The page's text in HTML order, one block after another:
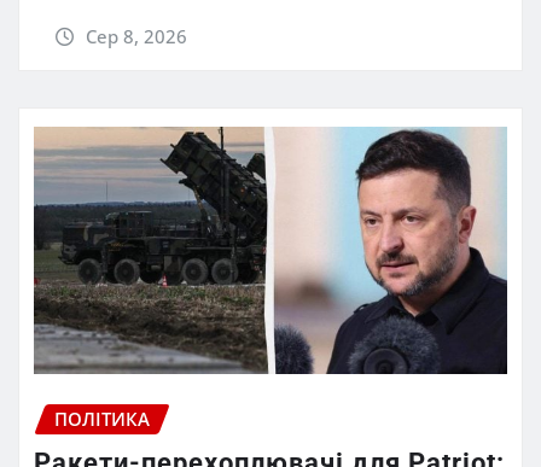
Сер 8, 2026
ПОЛІТИКА